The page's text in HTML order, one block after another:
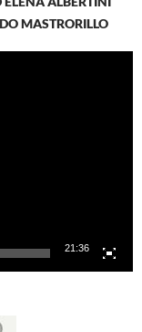
MASTRORILLO
21:36